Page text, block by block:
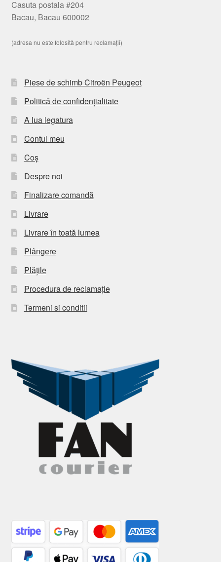
Casuta postala #204
Bacau, Bacau 600002
(adresa nu este folosită pentru reclamații)
Piese de schimb Citroën Peugeot
Politică de confidențialitate
A lua legatura
Contul meu
Coș
Despre noi
Finalizare comandă
Livrare
Livrare în toată lumea
Plângere
Plățile
Procedura de reclamație
Termeni si conditii